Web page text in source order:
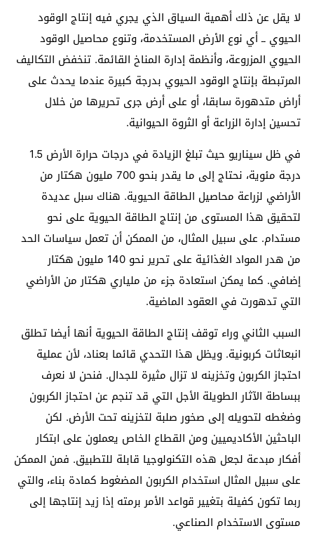
لا يقل عن ذلك أهمية السياق الذي يجري فيه إنتاج الوقود
الحيوي ــ أي نوع الأرض المستخدمة، وتنوع محاصيل الوقود
الحيوي المزروعة، وأنظمة إدارة المناخ القائمة. تنخفض التكاليف
المرتبطة بإنتاج الوقود الحيوي بدرجة كبيرة عندما يحدث على
أراض متدهورة سابقا، أو على أرض جرى تحريرها من خلال
تحسين إدارة الزراعة أو الثروة الحيوانية.
في ظل سيناريو حيث تبلغ الزيادة في درجات حرارة الأرض 1.5
درجة مئوية، نحتاج إلى ما يقدر بنحو 700 مليون هكتار من
الأراضي لزراعة محاصيل الطاقة الحيوية. هناك سبل عديدة
لتحقيق هذا المستوى من إنتاج الطاقة الحيوية على نحو
مستدام. على سبيل المثال، من الممكن أن تعمل سياسات الحد
من هدر المواد الغذائية على تحرير نحو 140 مليون هكتار
إضافي. كما يمكن استعادة جزء من ملياري هكتار من الأراضي
التي تدهورت في العقود الماضية.
السبب الثاني وراء توقف إنتاج الطاقة الحيوية أنها أيضا تطلق
انبعاثات كربونية. ويظل هذا التحدي قائما بعناد، لأن عملية
احتجاز الكربون وتخزينه لا تزال مثيرة للجدال. فنحن لا نعرف
ببساطة الآثار الطويلة الأجل التي قد تنجم عن احتجاز الكربون
وضغطه لتحويله إلى صخور صلبة لتخزينه تحت الأرض. لكن
الباحثين الأكاديميين ومن القطاع الخاص يعملون على ابتكار
أفكار مبدعة لجعل هذه التكنولوجيا قابلة للتطبيق. فمن الممكن
على سبيل المثال استخدام الكربون المضغوط كمادة بناء، والتي
ربما تكون كفيلة بتغيير قواعد الأمر برمته إذا زيد إنتاجها إلى
مستوى الاستخدام الصناعي.